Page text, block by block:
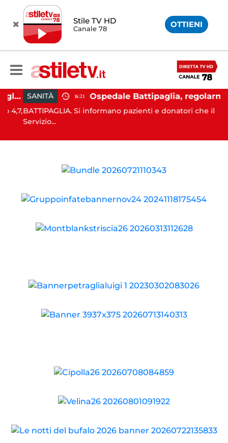
Stile TV HD
Canale 78 OTTIENI
Campi Flegrei, aumentano gli sfollati e infuria lo scontro politico SANITÀ 14:21 Ospedale Battipaglia, regolarmente in funzione il Servizio Trasfusionale
BATTIPAGLIA. Si informano pazienti e donatori che il
Servizio...